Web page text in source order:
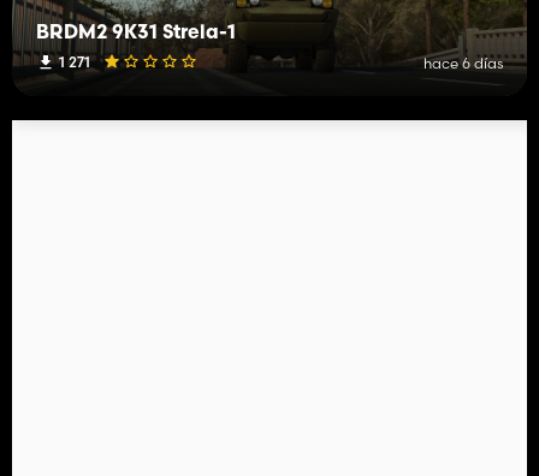
BRDM2 9K31 Strela-1
1 271 hace 6 días